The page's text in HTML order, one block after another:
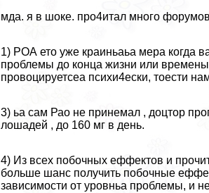
мда. я в шоке. про4итал много
1) РОА ето уже краиньаьа мера когда
проблемы до конца жизни или
провоцируетсеа психи4ески, тоести
3) ьа сам Рао не принемал , доцтор
лошадей , до 160 мг в день.
4) Из всех побочных еффектов и
больше шанс получить побочные
зависимости от уровньа проблемы, и